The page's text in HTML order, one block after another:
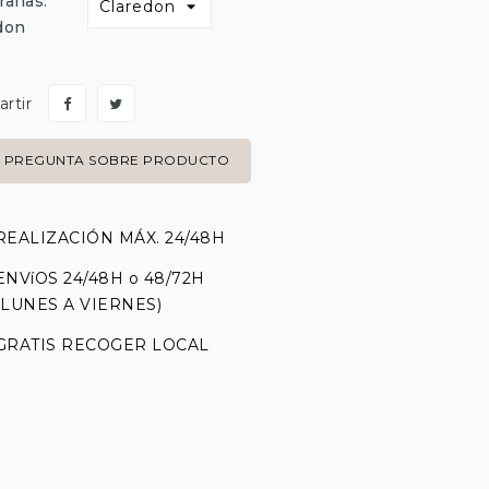
PREGUNTA SOBRE PRODUCTO
MÁX. 24/48H
24/48H o 48/72H
A VIERNES)
RECOGER LOCAL